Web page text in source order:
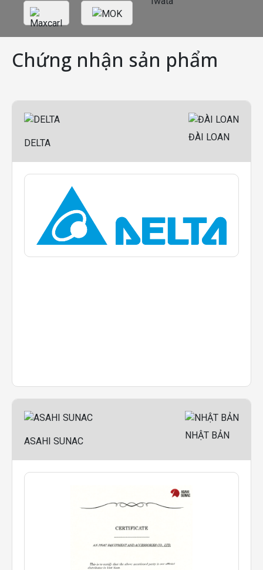
Chứng nhận sản phẩm
DELTA
ĐÀI LOAN
ASAHI SUNAC
NHẬT BẢN